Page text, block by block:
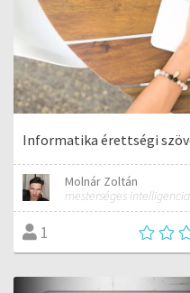
Informatika érettségi
Molnár Zoltán
mesterséges
1